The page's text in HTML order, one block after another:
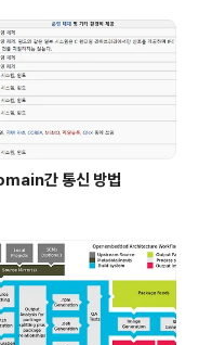
넘는
댈 것
가됐
간 통신 방법